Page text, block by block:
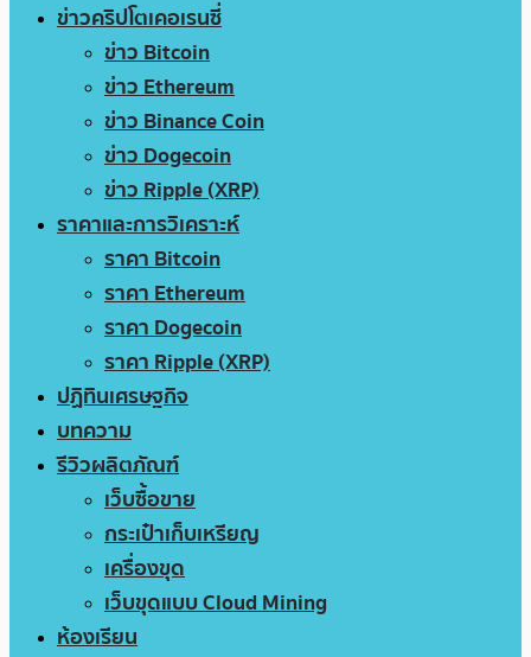
ข่าวคริปโตเคอเรนซี่
ข่าว Bitcoin
ข่าว Ethereum
ข่าว Binance Coin
ข่าว Dogecoin
ข่าว Ripple (XRP)
ราคาและการวิเคราะห์
ราคา Bitcoin
ราคา Ethereum
ราคา Dogecoin
ราคา Ripple (XRP)
ปฏิทินเศรษฐกิจ
บทความ
รีวิวผลิตภัณฑ์
เว็บซื้อขาย
กระเป๋าเก็บเหรียญ
เครื่องขุด
เว็บขุดแบบ Cloud Mining
ห้องเรียน